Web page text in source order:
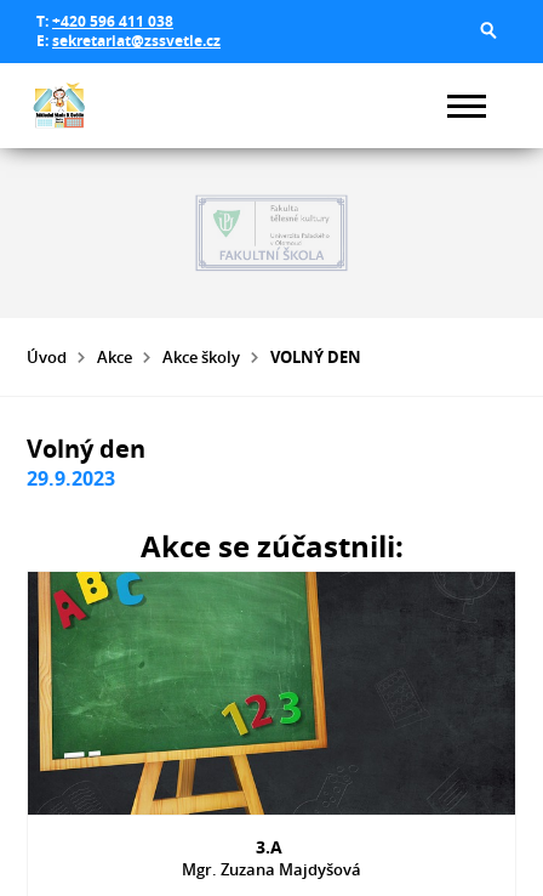
T:+420 596 411 038
E:sekretariat@zssvetle.cz
Úvod Akce Akce školy VOLNÝ DEN
Volný den
29.9.2023
Akce se zúčastnili:
3.A
Mgr. Zuzana Majdyšová